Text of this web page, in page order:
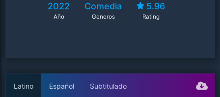
2022
Año
Comedia
Generos
5.96
Rating
Latino Español Subtitulado